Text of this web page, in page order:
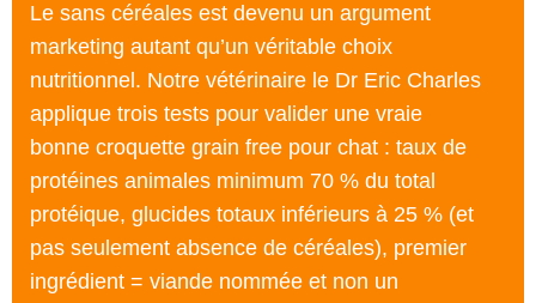
Le sans céréales est devenu un argument
marketing autant qu’un véritable choix
nutritionnel. Notre vétérinaire le Dr Eric Charles
applique trois tests pour valider une vraie
bonne croquette grain free pour chat : taux de
protéines animales minimum 70 % du total
protéique, glucides totaux inférieurs à 25 % (et
pas seulement absence de céréales), premier
ingrédient = viande nommée et non un